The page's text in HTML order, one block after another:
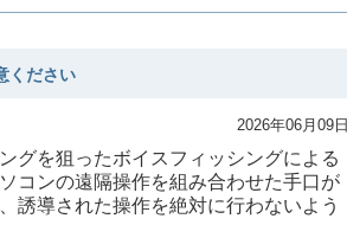
ください
2026年06月09日
グを狙ったボイスフィッシングによる
コンの遠隔操作を組み合わせた手口が
誘導された操作を絶対に行わないよう